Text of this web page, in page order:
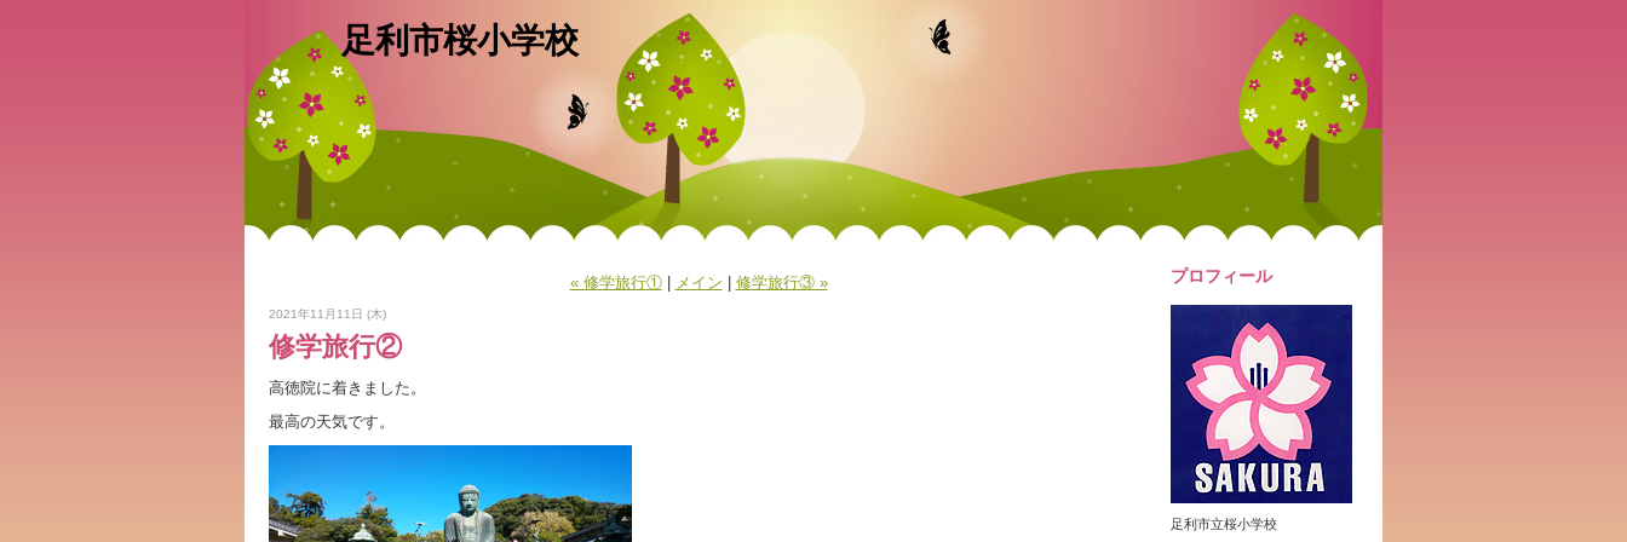
足利市桜小学校
« 修学旅行①| メイン 修学旅行③ »
2021年11月11日 (木)
修学旅行②
高徳院に着きました。
最高の天気です。
プロフィール
足利市立桜小学校